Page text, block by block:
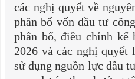
các nghị quyết về
phân bổ vốn đầu tư
phân bổ, điều chỉnh kế
2026 và các nghị quyết
sử dụng nguồn lực đầu